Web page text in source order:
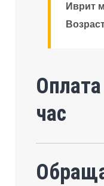
Иврит
час